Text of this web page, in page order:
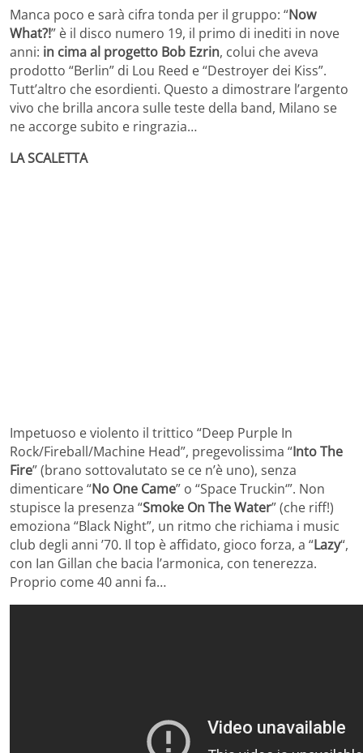
Manca poco e sarà cifra tonda per il gruppo: “Now
What?!” è il disco numero 19, il primo di inediti in nove
anni: in cima al progetto Bob Ezrin, colui che aveva
prodotto “Berlin” di Lou Reed e “Destroyer dei Kiss”.
Tutt’altro che esordienti. Questo a dimostrare l’argento
vivo che brilla ancora sulle teste della band, Milano se
ne accorge subito e ringrazia…
LA SCALETTA
Impetuoso e violento il trittico “Deep Purple In
Rock/Fireball/Machine Head”, pregevolissima “Into The
Fire” (brano sottovalutato se ce n’è uno), senza
dimenticare “No One Came” o “Space Truckin‘”. Non
stupisce la presenza “Smoke On The Water” (che riff!)
emoziona “Black Night”, un ritmo che richiama i music
club degli anni ’70. Il top è affidato, gioco forza, a “Lazy“,
con Ian Gillan che bacia l’armonica, con tenerezza.
Proprio come 40 anni fa…